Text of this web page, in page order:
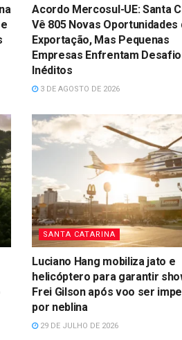
Acordo Mercosul-UE: Santa
Catarina Vê 805 Novas
Oportunidades de
Pequenas Empresas
Desafios Inéditos
3 DE AGOSTO DE 2026
SANTA CATARINA
Luciano Hang mobiliza jato e
helicóptero para garantir
Frei Gilson após voo ser
por neblina
29 DE JULHO DE 2026